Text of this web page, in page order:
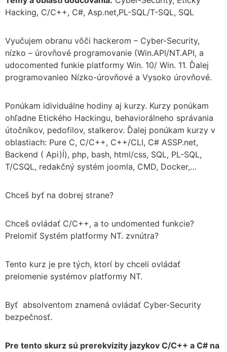
Hacking, C/C++, C#, Asp.net,PL-SQL/T-SQL, SQL
Vyučujem obranu vôči hackerom – Cyber-Security,
nízko – úrovňové programovanie (Win.API/NT.API, a
udocomented funkie platformy Win. 10/ Win. 11. Ďalej
programovanieo Nízko-úrovňové a Vysoko úrovňové.
Ponúkam idividuálne hodiny aj kurzy. Kurzy ponúkam
ohľadne Etického Hackingu, behaviorálneho správania
útočníkov, pedofilov, stalkerov. Ďalej ponúkam kurzy v
oblastiach: Pure C, C/C++, C++/CLI, C# ASSP.net,
Backend ( Api)ĺ), php, bash, html/css, SQL, PL-SQL,
T/CSQL, redakčný systém joomla, CMD, Docker,…
Chceš byť na dobrej strane?
Chceš ovládať C/C++, a to undomented funkcie?
Prelomiť Systém platformy NT. zvnútra?
Tento kurz je pre tých, ktorí by chceli ovládať
prelomenie systémov platformy NT.
Byť absolventom znamená ovládať Cyber-Security
bezpečnosť.
Pre tento skurz sú prerekvizity jazykov C/C++ a C# na